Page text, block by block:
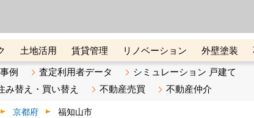
土地活用 賃貸管理 リノベーション 外壁塗装
講座 リビンマガジンBiz 不動産売却ご相談デスク
例 査定利用者データ
シミュレーション 戸建て
み替え・買い替え 不動産売買 不動産仲介
京都府 福知山市